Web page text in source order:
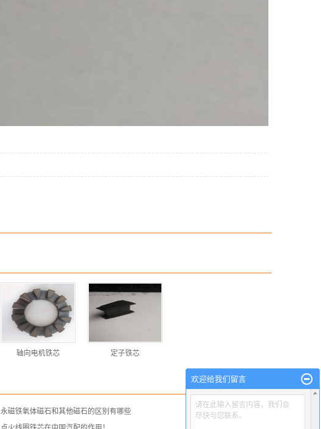
轴向电机铁芯 定子铁芯
永磁铁氧体磁石和其他磁石的区别有哪些
欢迎给我们留言
请在此输入留言内容，我们会
尽快与您联系。